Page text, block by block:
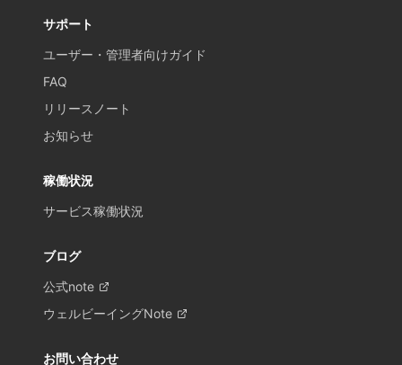
サポート
ユーザー・管理者向けガイド
FAQ
リリースノート
お知らせ
稼働状況
サービス稼働状況
ブログ
公式note
ウェルビーイングNote
お問い合わせ